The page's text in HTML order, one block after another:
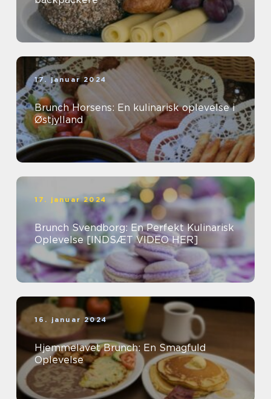
17. januar 2024
Brunch Horsens: En kulinarisk oplevelse i
Østjylland
17. januar 2024
Brunch Svendborg: En Perfekt Kulinarisk
Oplevelse [INDSÆT VIDEO HER]
16. januar 2024
Hjemmelavet Brunch: En Smagfuld
Oplevelse